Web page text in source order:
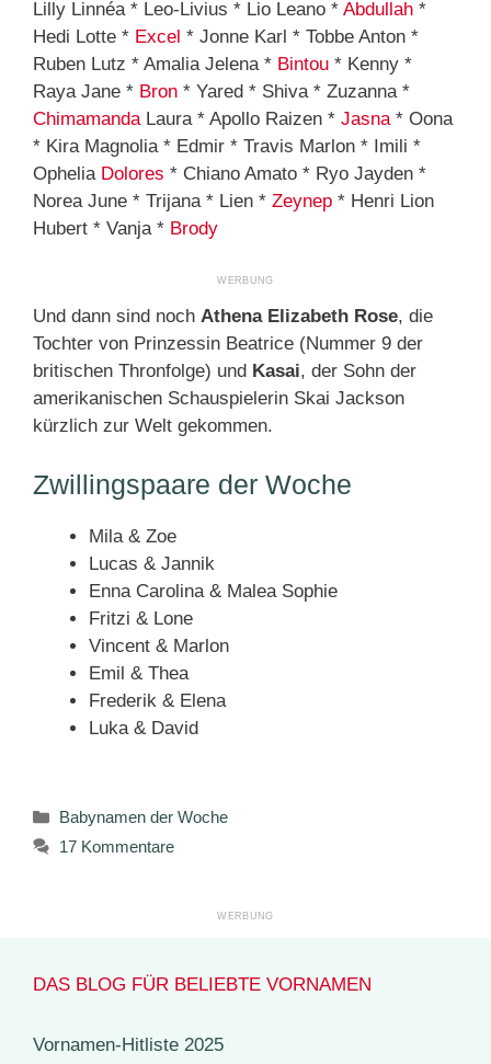
Lilly Linnéa * Leo-Livius * Lio Leano * Abdullah *
Hedi Lotte * Excel * Jonne Karl * Tobbe Anton *
Ruben Lutz * Amalia Jelena * Bintou * Kenny *
Raya Jane * Bron * Yared * Shiva * Zuzanna *
Chimamanda Laura * Apollo Raizen * Jasna * Oona
* Kira Magnolia * Edmir * Travis Marlon * Imili *
Ophelia Dolores * Chiano Amato * Ryo Jayden *
Norea June * Trijana * Lien * Zeynep * Henri Lion
Hubert * Vanja * Brody
Und dann sind noch Athena Elizabeth Rose, die
Tochter von Prinzessin Beatrice (Nummer 9 der
britischen Thronfolge) und Kasai, der Sohn der
amerikanischen Schauspielerin Skai Jackson
kürzlich zur Welt gekommen.
Zwillingspaare der Woche
Mila & Zoe
Lucas & Jannik
Enna Carolina & Malea Sophie
Fritzi & Lone
Vincent & Marlon
Emil & Thea
Frederik & Elena
Luka & David
Kategorien
Babynamen der Woche
17 Kommentare
DAS BLOG FÜR BELIEBTE VORNAMEN
Vornamen-Hitliste 2025